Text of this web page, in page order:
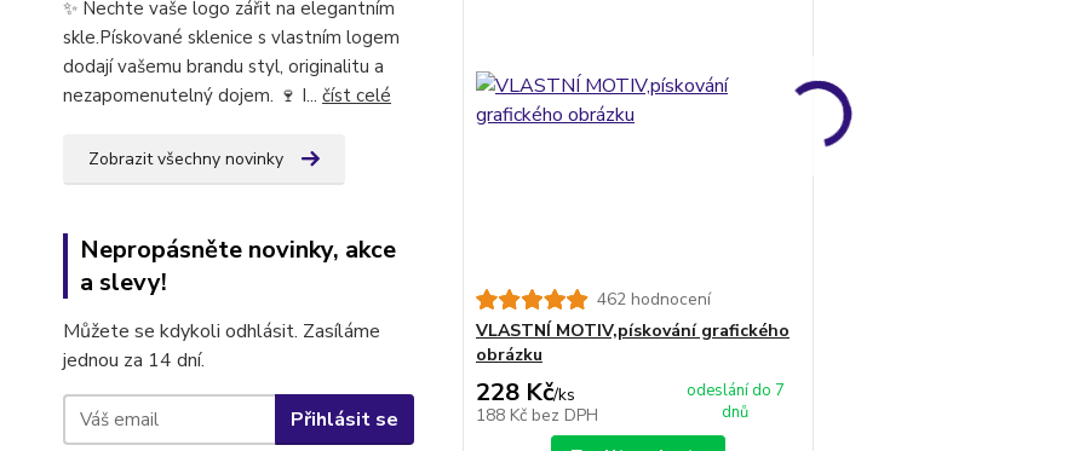
✨ Nechte vaše logo zářit na elegantním
skle.Pískované sklenice s vlastním logem
dodají vašemu brandu styl, originalitu a
nezapomenutelný dojem. 🍷 I... číst celé
Zobrazit všechny novinky
Nepropásněte novinky, akce
a slevy!
Můžete se kdykoli odhlásit. Zasíláme
jednou za 14 dní.
Přihlásit se
462 hodnocení
VLASTNÍ MOTIV,pískování grafického
obrázku
228 Kč/ks
188 Kč bez DPH
odeslání do 7
dnů